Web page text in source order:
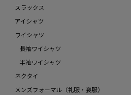
スラックス
アイシャツ
ワイシャツ
長袖ワイシャツ
半袖ワイシャツ
ネクタイ
メンズフォーマル（礼服・喪服）